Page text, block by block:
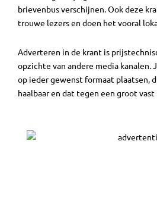
brievenbus verschijnen. Ook deze
trouwe lezers en doen het vooral
Adverteren in de krant is
opzichte van andere media kanalen.
op ieder gewenst formaat plaatsen,
haalbaar en dat tegen een groot vast